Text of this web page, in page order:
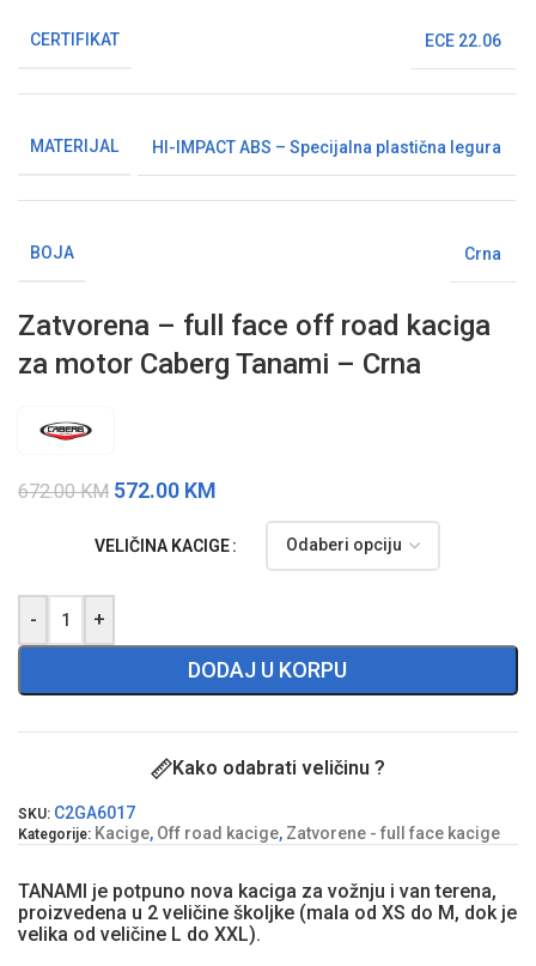
CERTIFIKAT ECE 22.06
MATERIJAL HI-IMPACT ABS – Specijalna plastična legura
BOJA Crna
Zatvorena – full face off road kaciga
za motor Caberg Tanami – Crna
672.00KM 572.00 KM
VELIČINA KACIGE
- +
DODAJ U KORPU
Kako odabrati veličinu ?
SKU: C2GA6017
Kategorije: Kacige, Off road kacige, Zatvorene - full face kacige
TANAMI je potpuno nova kaciga za vožnju i van terena,
proizvedena u 2 veličine školjke (mala od XS do M, dok je
velika od veličine L do XXL).